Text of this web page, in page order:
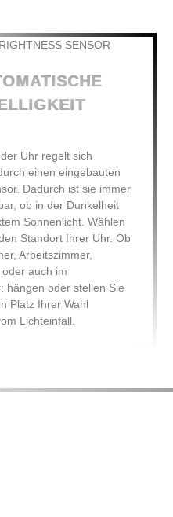
Uhr regelt sich
einen eingebauten
Dadurch ist sie immer
ob in der Dunkelheit
Sonnenlicht. Wählen
Standort Ihrer Uhr. Ob
Arbeitszimmer,
auch im
hängen oder stellen Sie
Platz Ihrer Wahl
Lichteinfall.